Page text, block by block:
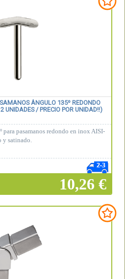
ÁNGULO 135º REDONDO
UNIDADES / PRECIO POR UNIDAD!!)
para pasamanos redondo en inox AISI-
y satinado.
10,26 €